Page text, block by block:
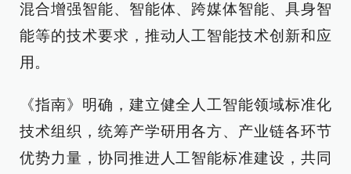
混合增强智能、智能体、跨媒体智能、具身智
能等的技术要求，推动人工智能技术创新和应
用。
《指南》明确，建立健全人工智能领域标准化
技术组织，统筹产学研用各方、产业链各环节
优势力量，协同推进人工智能标准建设，共同